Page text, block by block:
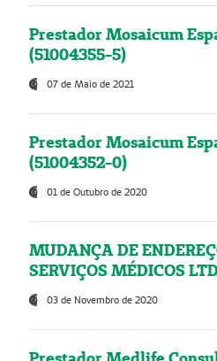
Prestador Mosaicum
(51004355-5)
07 de Maio de 2021
Prestador Mosaicum
(51004352-0)
01 de Outubro de 2020
MUDANÇA DE
SERVIÇOS MÉDICOS
03 de Novembro de 2020